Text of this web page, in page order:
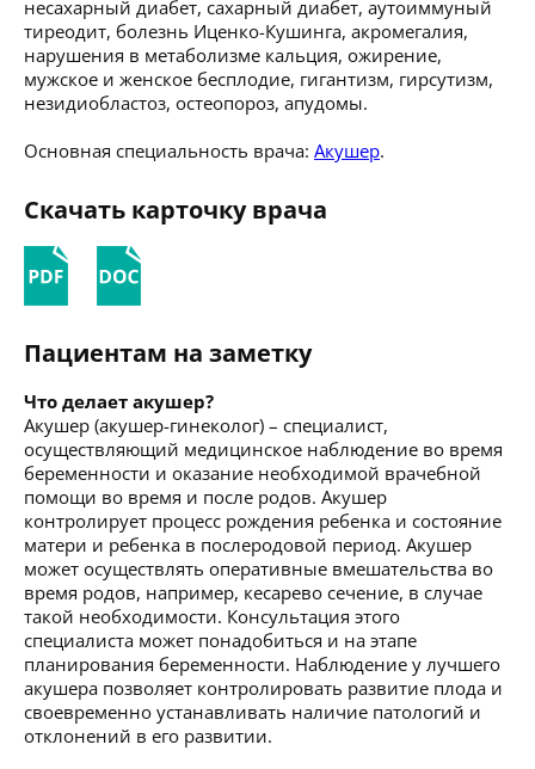
несахарный диабет, сахарный диабет, аутоиммуный
тиреодит, болезнь Иценко-Кушинга, акромегалия,
нарушения в метаболизме кальция, ожирение,
мужское и женское бесплодие, гигантизм, гирсутизм,
незидиобластоз, остеопороз, апудомы.
Основная специальность врача: Акушер.
Скачать карточку врача
Пациентам на заметку
Что делает акушер?
Акушер (акушер-гинеколог) – специалист,
осуществляющий медицинское наблюдение во время
беременности и оказание необходимой врачебной
помощи во время и после родов. Акушер
контролирует процесс рождения ребенка и состояние
матери и ребенка в послеродовой период. Акушер
может осуществлять оперативные вмешательства во
время родов, например, кесарево сечение, в случае
такой необходимости. Консультация этого
специалиста может понадобиться и на этапе
планирования беременности. Наблюдение у лучшего
акушера позволяет контролировать развитие плода и
своевременно устанавливать наличие патологий и
отклонений в его развитии.